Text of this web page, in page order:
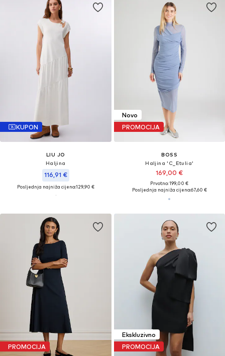
KUPON
LIU JO
Haljina
116,91 €
Posljednja najniža cijena:129,90 €
Novo
PROMOCIJA
BOSS
Haljina 'C_Etulia'
169,00 €
Prvotno: 199,00 €
Posljednja najniža cijena:67,60 €
PROMOCIJA
Ekskluzivno
PROMOCIJA